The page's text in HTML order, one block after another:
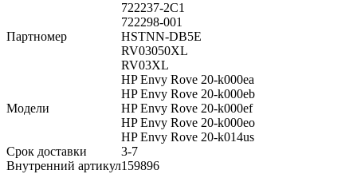
Партномер
722237-2C1
722298-001
HSTNN-DB5E
RV03050XL
RV03XL
Модели
HP Envy Rove 20-k000ea
HP Envy Rove 20-k000eb
HP Envy Rove 20-k000ef
HP Envy Rove 20-k000eo
HP Envy Rove 20-k014us
Срок доставки
3-7
Внутренний артикул159896